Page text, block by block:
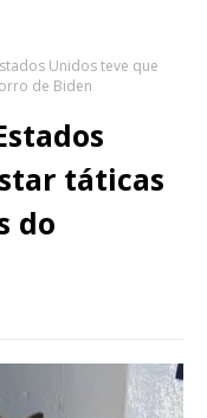
Unidos teve que
de Biden
táticas
do